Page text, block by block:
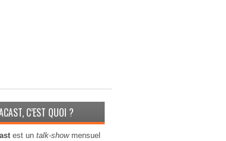
C’EST QUOI ?
est un talk-showmensuel